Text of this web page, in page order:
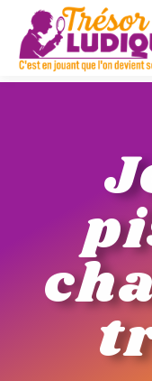
SERVICES SUR
RÉALISATIONS